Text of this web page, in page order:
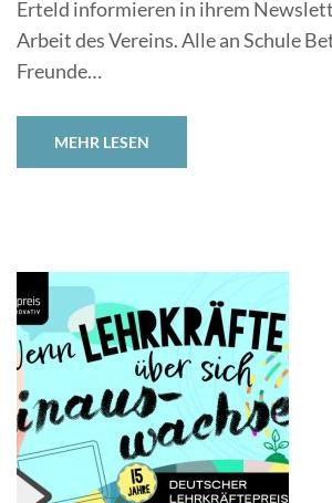
Erteld informieren in ihrem
Arbeit des Vereins. Alle an Schule
Freunde…
MEHR LESEN